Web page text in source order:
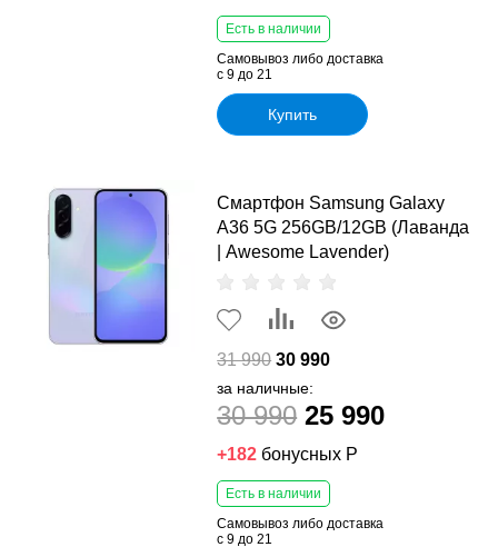
Есть в наличии
Самовывоз либо доставка
с 9 до 21
Купить
Смартфон Samsung Galaxy
A36 5G 256GB/12GB (Лаванда
| Awesome Lavender)
31 990 30 990
за наличные:
30 990 25 990
+182 бонусных Р
Есть в наличии
Самовывоз либо доставка
с 9 до 21